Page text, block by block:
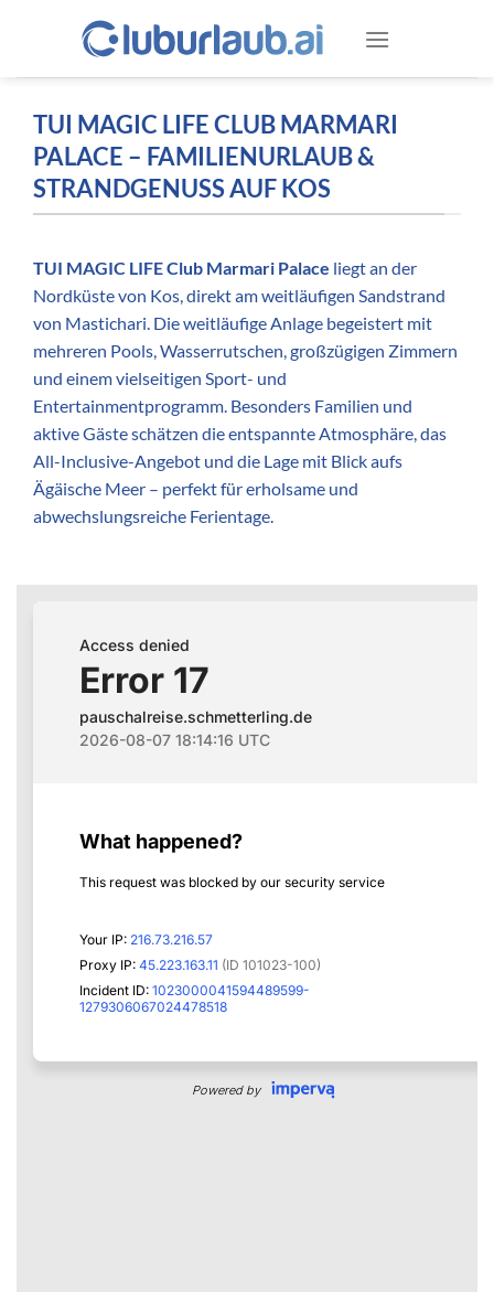
TUI MAGIC LIFE CLUB MARMARI
PALACE – FAMILIENURLAUB &
STRANDGENUSS AUF KOS
TUI MAGIC LIFE Club Marmari Palace liegt an der
Nordküste von Kos, direkt am weitläufigen Sandstrand
von Mastichari. Die weitläufige Anlage begeistert mit
mehreren Pools, Wasserrutschen, großzügigen Zimmern
und einem vielseitigen Sport- und
Entertainmentprogramm. Besonders Familien und
aktive Gäste schätzen die entspannte Atmosphäre, das
All-Inclusive-Angebot und die Lage mit Blick aufs
Ägäische Meer – perfekt für erholsame und
abwechslungsreiche Ferientage.